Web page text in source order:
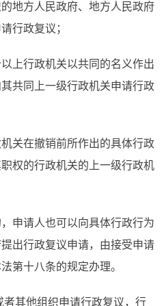
地方人民政府、地方人民政府
行政复议；
行政机关以共同的名义作出
共同上一级行政机关申请行政
在撤销前所作出的具体行政
权的行政机关的上一级行政机
请人也可以向具体行政行为
出行政复议申请，由接受申请
第十八条的规定办理。
其他组织申请行政复议，行